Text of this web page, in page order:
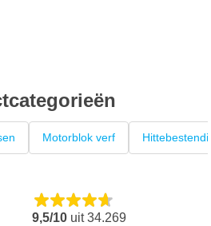
Motorblok verf
9,5/10 uit34.269